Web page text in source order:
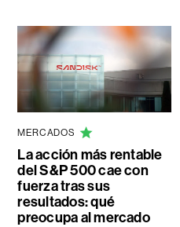
MERCADOS
La acción más rentable
del S&P 500 cae con
fuerza tras sus
resultados: qué
preocupa al mercado